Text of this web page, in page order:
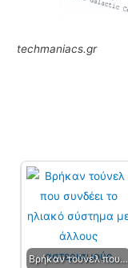
techmaniacs.gr
Βρήκαν τούνελ που…